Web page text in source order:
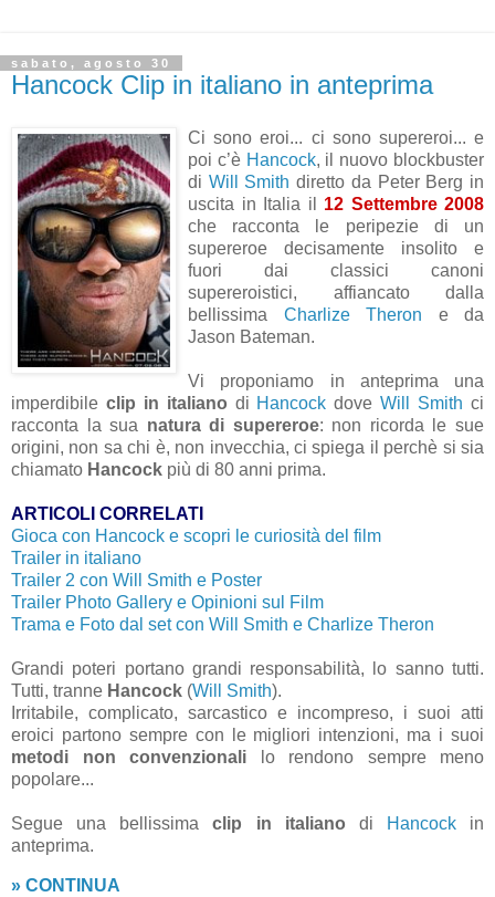
sabato, agosto 30
Hancock Clip in italiano in anteprima
Ci sono eroi... ci sono supereroi... e
poi c’è Hancock, il nuovo blockbuster
di Will Smith diretto da Peter Berg in
uscita in Italia il 12 Settembre 2008
che racconta le peripezie di un
supereroe decisamente insolito e
fuori dai classici canoni
supereroistici, affiancato dalla
bellissima Charlize Theron e da
Jason Bateman.
Vi proponiamo in anteprima una
imperdibile clip in italiano di Hancock doveWill Smith ci
racconta la sua natura di supereroe: non ricorda le sue
origini, non sa chi è, non invecchia, ci spiega il perchè si sia
chiamato Hancock più di 80 anni prima.
ARTICOLI CORRELATI
Gioca con Hancock e scopri le curiosità del film
Trailer in italiano
Trailer 2 con Will Smith e Poster
Trailer Photo Gallery e Opinioni sul Film
Trama e Foto dal set con Will Smith e Charlize Theron
Grandi poteri portano grandi responsabilità, lo sanno tutti.
Tutti, tranne Hancock (Will Smith).
Irritabile, complicato, sarcastico e incompreso, i suoi atti
eroici partono sempre con le migliori intenzioni, ma i suoi
metodi non convenzionali lo rendono sempre meno
popolare...
Segue una bellissimaclip in italiano di Hancockin
anteprima.
» CONTINUA